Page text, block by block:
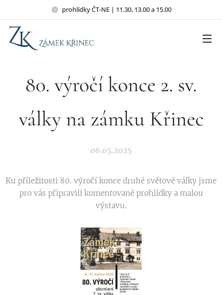
prohlídky ČT-NE | 11.30, 13.00 a 15.00
80. výročí konce 2. sv.
války na zámku Křinec
06.05.2025
Ku příležitosti 80. výročí konce druhé světové války jsme
pro vás připravili komentované prohlídky a malou
výstavu.